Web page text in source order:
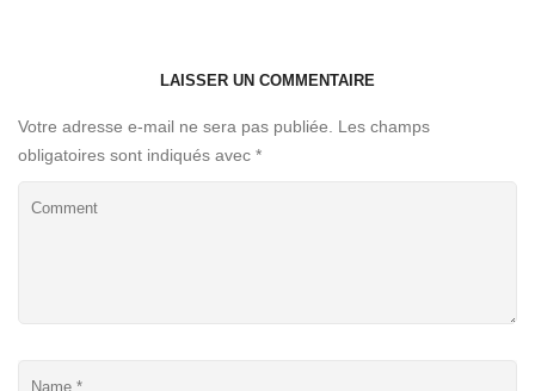
LAISSER UN COMMENTAIRE
Votre adresse e-mail ne sera pas publiée.
Les champs
obligatoires sont indiqués avec *